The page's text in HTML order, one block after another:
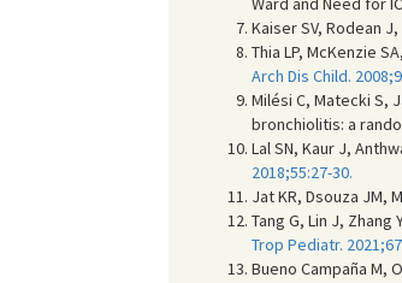
Kaiser SV, Rodean
Thia LP, McKenzie
Arch Dis Child.
Milési C, Matecki S,
bronchiolitis: a
Lal SN, Kaur J,
2018;55:27-30.
Jat KR, Dsouza JM,
Tang G, Lin J,
Trop Pediatr.
Bueno Campaña M,